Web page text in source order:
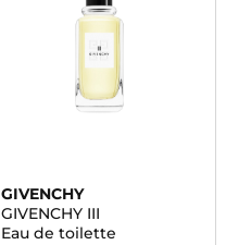
GIVENCHY
GIVENCHY III
Eau de toilette